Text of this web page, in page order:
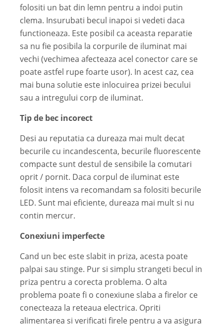
folositi un bat din lemn pentru a indoi putin
clema. Insurubati becul inapoi si vedeti daca
functioneaza. Este posibil ca aceasta reparatie
sa nu fie posibila la corpurile de iluminat mai
vechi (vechimea afecteaza acel conector care se
poate astfel rupe foarte usor). In acest caz, cea
mai buna solutie este inlocuirea prizei becului
sau a intregului corp de iluminat.
Tip de bec incorect
Desi au reputatia ca dureaza mai mult decat
becurile cu incandescenta, becurile fluorescente
compacte sunt destul de sensibile la comutari
oprit / pornit. Daca corpul de iluminat este
folosit intens va recomandam sa folositi becurile
LED. Sunt mai eficiente, dureaza mai mult si nu
contin mercur.
Conexiuni imperfecte
Cand un bec este slabit in priza, acesta poate
palpai sau stinge. Pur si simplu strangeti becul in
priza pentru a corecta problema. O alta
problema poate fi o conexiune slaba a firelor ce
conecteaza la reteaua electrica. Opriti
alimentarea si verificati firele pentru a va asigura